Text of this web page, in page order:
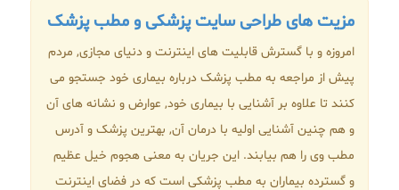
مزیت های طراحی سایت پزشکی و مطب پزشک
امروزه و با گسترش قابلیت های اینترنت و دنیای مجازی, مردم
پیش از مراجعه به مطب پزشک درباره بیماری خود جستجو می
کنند تا علاوه بر آشنایی با بیماری خود, عوارض و نشانه های آن
و هم چنین آشنایی اولیه با درمان آن, بهترین پزشک و آدرس
مطب وی را هم بیابند. این جریان به معنی هجوم خیل عظیم
و گسترده بیماران به مطب پزشکی است که در فضای اینترنت